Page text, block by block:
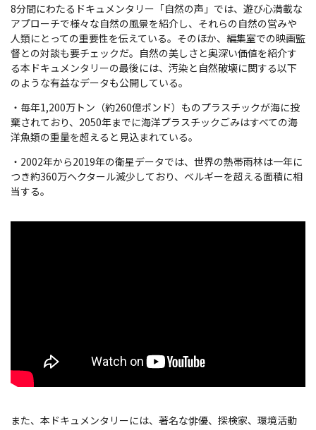
8分間にわたるドキュメンタリー「自然の声」では、遊び心満載な
アプローチで様々な自然の風景を紹介し、それらの自然の営みや
人類にとっての重要性を伝えている。そのほか、編集室での映画監
督との対談も要チェックだ。自然の美しさと奥深い価値を紹介す
る本ドキュメンタリーの最後には、汚染と自然破壊に関する以下
のような有益なデータも公開している。
・毎年1,200万トン（約260億ポンド）ものプラスチックが海に投
棄されており、2050年までに海洋プラスチックごみはすべての海
洋魚類の重量を超えると見込まれている。
・2002年から2019年の衛星データでは、世界の熱帯雨林は一年に
つき約360万ヘクタール減少しており、ベルギーを超える面積に相
当する。
また、本ドキュメンタリーには、著名な俳優、探検家、環境活動